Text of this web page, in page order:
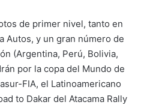
de primer nivel, tanto en
Autos, y un gran número de
(Argentina, Perú, Bolivia,
por la copa del Mundo de
FIA, el Latinoamericano
to Dakar del Atacama Rally